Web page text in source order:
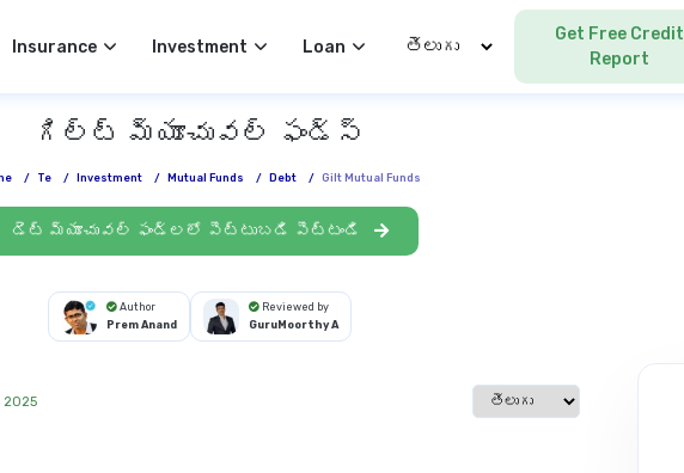
Insurance Investment Loan Select Language
Get Free Credit
Report
గిల్ట్ మ్యూచువల్ ఫండ్స్
/ Te / Investment / Mutual Funds / Debt / Gilt Mutual Funds
డెట్ మ్యూచువల్ ఫండ్లలో పెట్టుబడి పెట్టండి
Author
Prem Anand
Reviewed by
GuruMoorthy A
2025
Select language